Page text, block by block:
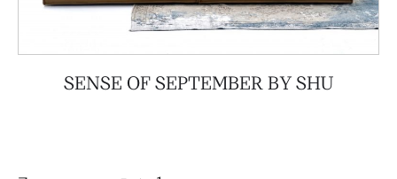
SENSE OF SEPTEMBER BY SHU